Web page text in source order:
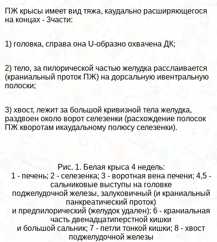
ПЖ крысы имеет вид тяжа, каудально расширяющегося
на концах - 3части:
1) головка, справа она U-образно охвачена ДК;
2) тело, за пилорической частью желудка расслаивается
(краниальный проток ПЖ) на дорсальную ивентральную
полоски;
3) хвост, лежит за большой кривизной тела желудка,
раздвоен около ворот селезенки (расхождение полосок
ПЖ кворотам икаудальному полюсу селезенки).
Рис. 1. Белая крыса 4 недель:
1 - печень; 2 - селезенка; 3 - воротная вена печени; 4,5 -
сальниковые выступы на головке
поджелудочной железы, залуковичный (и краниальный
панкреатический проток)
и предпилорический (желудок удален); 6 - краниальная
часть двенадцатиперстной кишки
и большой сальник; 7 - петли тонкой кишки; 8 - хвост
поджелудочной железы